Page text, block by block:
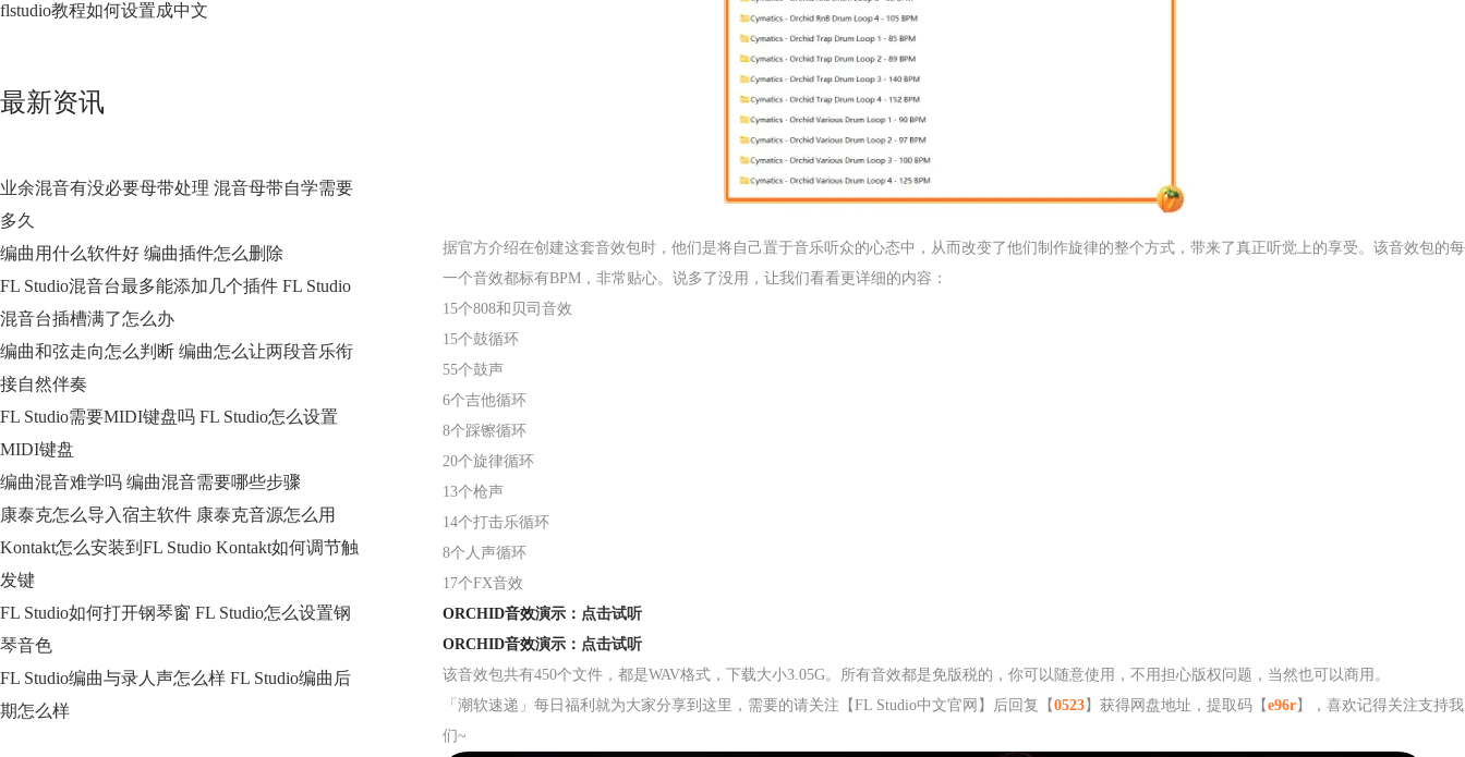
flstudio教程如何设置成中文
最新资讯
业余混音有没必要母带处理 混音母带自学需要
多久
编曲用什么软件好 编曲插件怎么删除
FL Studio混音台最多能添加几个插件 FL Studio
混音台插槽满了怎么办
编曲和弦走向怎么判断 编曲怎么让两段音乐衔
接自然伴奏
FL Studio需要MIDI键盘吗 FL Studio怎么设置
MIDI键盘
编曲混音难学吗 编曲混音需要哪些步骤
康泰克怎么导入宿主软件 康泰克音源怎么用
Kontakt怎么安装到FL Studio Kontakt如何调节触
发键
FL Studio如何打开钢琴窗 FL Studio怎么设置钢
琴音色
FL Studio编曲与录人声怎么样 FL Studio编曲后
期怎么样
据官方介绍在创建这套音效包时，他们是将自己置于音乐听众的心态中 ，从而改变了他们制作旋律的整个方式，带来了真正听觉上的享受。该音效包的每
一个音效都标有BPM，非常贴心。说多了没用，让我们看看更详细的内容：
15个808和贝司音效
15个鼓循环
55个鼓声
6个吉他循环
8个踩镲循环
20个旋律循环
13个枪声
14个打击乐循环
8个人声循环
17个FX音效
ORCHID音效演示： 点击试听
ORCHID音效演示： 点击试听
该音效包共有450个文件，都是WAV格式，下载大小3.05G。所有音效都是免版税的，你可以随意使用，不用担心版权问题，当然也可以商用。
「潮软速递」每日福利就为大家分享到这里，需要的请关注【FL Studio中文官网】后回复【 0523 】获得网盘地址，提取码【 e96r 】，喜欢记得关注支持我
们~